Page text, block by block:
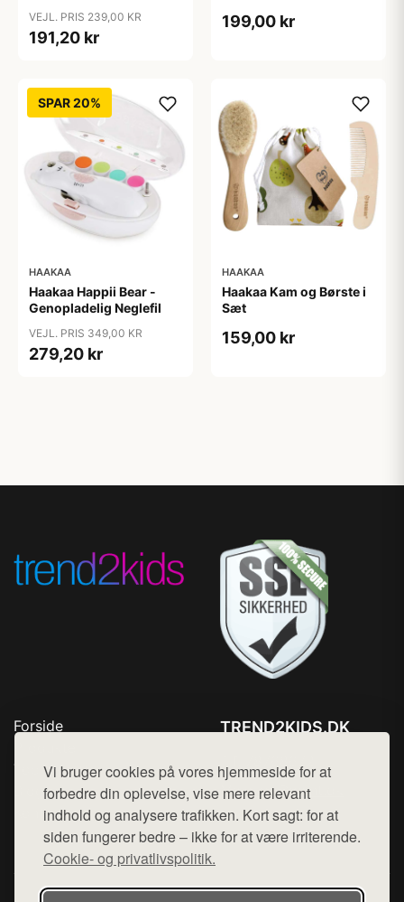
Vi bruger cookies på vores hjemmeside for at
forbedre din oplevelse, vise mere relevant
indhold og analysere trafikken. Kort sagt: for at
siden fungerer bedre – ikke for at være irriterende.
Cookie- og privatlivspolitik.
VEJL. PRIS 239,00 KR
191,20 kr
199,00 kr
SPAR 20%
HAAKAA
Haakaa Happii Bear -
Genopladelig Neglefil
VEJL. PRIS 349,00 KR
279,20 kr
HAAKAA
Haakaa Kam og Børste i
Sæt
159,00 kr
Forside
Top Rabatter
Blog
Kontakt
TREND2KIDS.DK
Mail: hej@want.dk
Cookie- og privatlivspolitik